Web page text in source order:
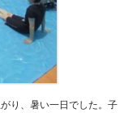
り、暑い一日でした。子